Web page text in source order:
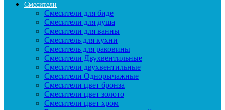
Смесители
Смесители для биде
Смесители для душа
Смесители для ванны
Смеситель для кухни
Смеситель для раковины
Смесители Двухвентильные
Смесители двухвентильные
Смесители Однорычажные
Смесители цвет бронза
Смесители цвет золото
Смесители цвет хром